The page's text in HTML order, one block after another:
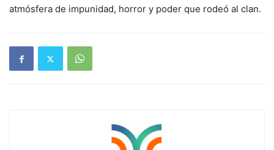
atmósfera de impunidad, horror y poder que rodeó al clan.